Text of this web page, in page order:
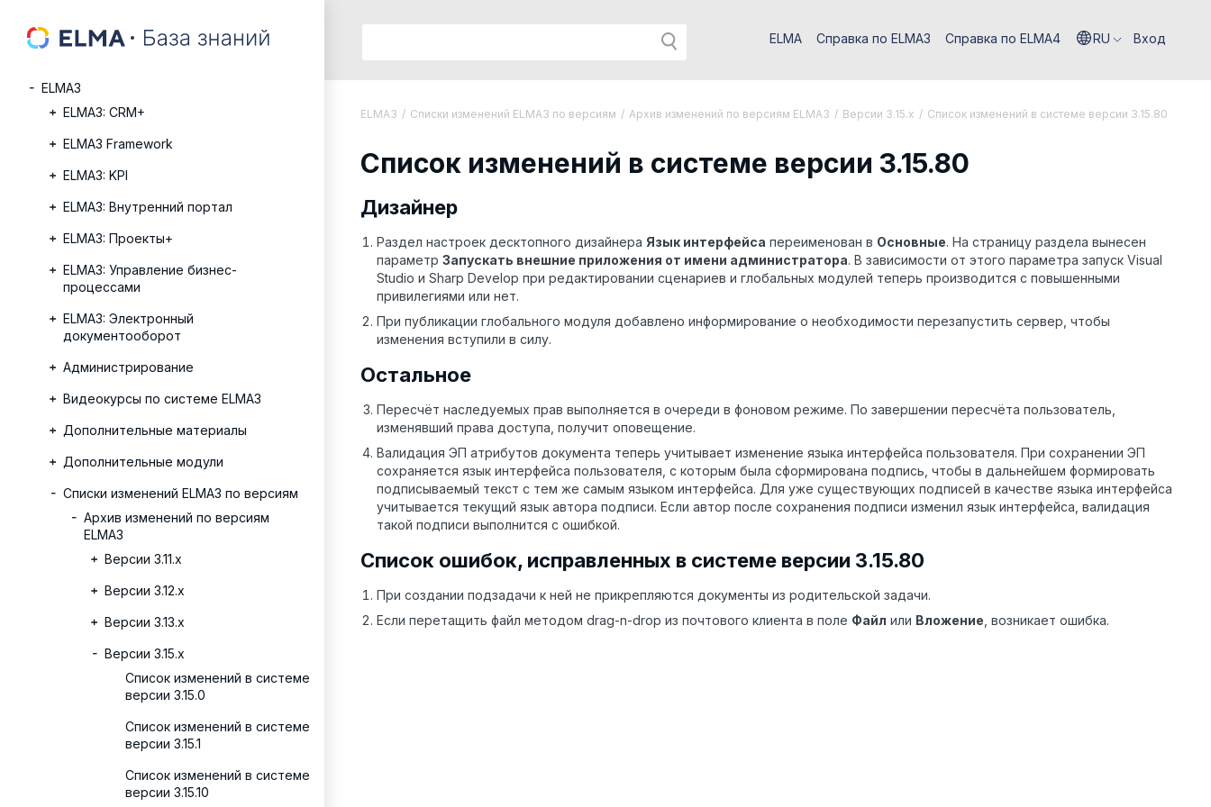
ELMA3
ELMA3: CRM+
ELMA3 Framework
ELMA3: KPI
ELMA3: Внутренний портал
ELMA3: Проекты+
ELMA3: Управление бизнес-
процессами
ELMA3: Электронный
документооборот
Администрирование
Видеокурсы по системе ELMA3
Дополнительные материалы
Дополнительные модули
Списки изменений ELMA3 по версиям
Архив изменений по версиям
ELMA3
Версии 3.11.х
Версии 3.12.х
Версии 3.13.х
Версии 3.15.x
Список изменений в системе
версии 3.15.0
Список изменений в системе
версии 3.15.1
Список изменений в системе
версии 3.15.10
ELMA Справка по ELMA3 Справка по ELMA4 RU Вход
ELMA3 / Списки изменений ELMA3 по версиям / Архив изменений по версиям ELMA3 / Версии 3.15.x / Список изменений в системе версии 3.15.80
Список изменений в системе версии 3.15.80
Дизайнер
Раздел настроек десктопного дизайнера Язык интерфейса переименован в Основные. На страницу раздела вынесен
параметр Запускать внешние приложения от имени администратора. В зависимости от этого параметра запуск Visual
Studio и Sharp Develop при редактировании сценариев и глобальных модулей теперь производится с повышенными
привилегиями или нет.
При публикации глобального модуля добавлено информирование о необходимости перезапустить сервер, чтобы
изменения вступили в силу.
Остальное
Пересчёт наследуемых прав выполняется в очереди в фоновом режиме. По завершении пересчёта пользователь,
изменявший права доступа, получит оповещение.
Валидация ЭП атрибутов документа теперь учитывает изменение языка интерфейса пользователя. При сохранении ЭП
сохраняется язык интерфейса пользователя, с которым была сформирована подпись, чтобы в дальнейшем формировать
подписываемый текст с тем же самым языком интерфейса. Для уже существующих подписей в качестве языка интерфейса
учитывается текущий язык автора подписи. Если автор после сохранения подписи изменил язык интерфейса, валидация
такой подписи выполнится с ошибкой.
Список ошибок, исправленных в системе версии 3.15.80
При создании подзадачи к ней не прикрепляются документы из родительской задачи.
Если перетащить файл методом drag-n-drop из почтового клиента в поле Файл или Вложение , возникает ошибка.